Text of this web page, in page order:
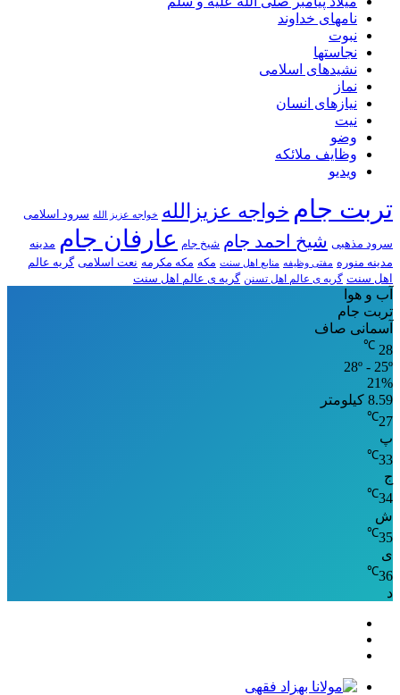
نامهای خداوند
نبوت
نجاستها
نشیدهای اسلامی
نماز
نیازهای انسان
نیت
وضو
وظایف ملائکه
ویدیو
تربت جام خواجه عزیزالله خواجه عزیز الله سرود اسلامی
سرود مذهبی شیخ احمد جام شیخ جام عارفان جام مدینه
مدینه منوره مفتی وظیفه منابع اهل سنت مکه مکه مکرمه نعت اسلامی گریه عالم
اهل سنت گریه ی عالم اهل تسنن گریه ی عالم اهل سنت
آب و هوا
تربت جام
آسمانی صاف
28
℃
28º - 25º
21%
8.59 کیلومتر
27
℃
پ
33
℃
ج
34
℃
ش
35
℃
ی
36
℃
د